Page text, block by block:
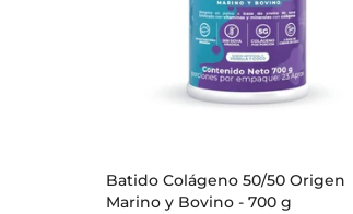
Batido Colágeno 50/50 Origen
Marino y Bovino - 700 g